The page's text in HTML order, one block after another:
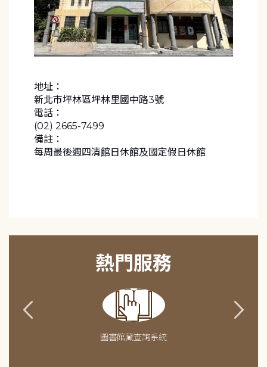
地址：
新北市坪林區坪林里國中路3號
電話：
(02) 2665-7499
備註：
每周最後週四清館日休館及國定假日休館
熱門服務
圖書館藏查詢系統